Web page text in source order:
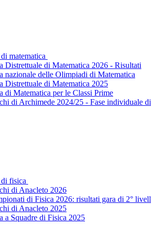
matematica
Distrettuale di Matematica 2026 - Risultati
nazionale delle Olimpiadi di Matematica
Distrettuale di Matematica 2025
di Matematica per le Classi Prime
di Archimede 2024/25 - Fase individuale
fisica
di Anacleto 2026
di Fisica 2026: risultati gara di 2°
di Anacleto 2025
a Squadre di Fisica 2025